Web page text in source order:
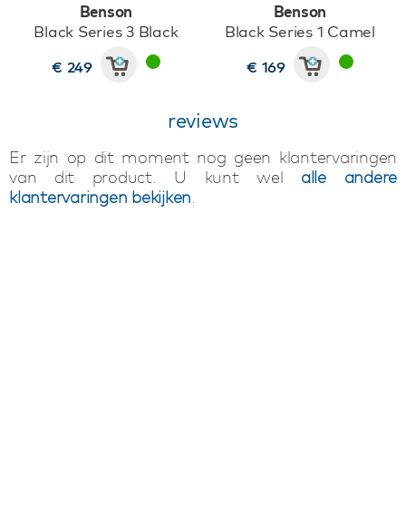
Benson
Black Series 3 Black
€ 249
Benson
Black Series 1 Camel
€ 169
reviews
Er zijn op dit moment nog geen klantervaringen
van dit product. U kunt wel alle andere
klantervaringen bekijken.